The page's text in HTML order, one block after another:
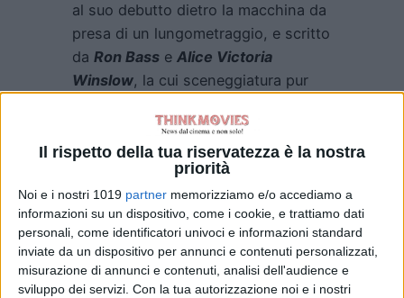
Il rispetto della tua riservatezza è la nostra
priorità
Noi e i nostri 1019 partner memorizziamo e/o accediamo a
informazioni su un dispositivo, come i cookie, e trattiamo dati
personali, come identificatori univoci e informazioni standard
inviate da un dispositivo per annunci e contenuti personalizzati,
misurazione di annunci e contenuti, analisi dell'audience e
sviluppo dei servizi. Con la tua autorizzazione noi e i nostri
al suo debutto dietro la macchina da
presa di un lungometraggio, e scritto
da Ron Bass e Alice Victoria
Winslow, la cui sceneggiatura pur
originale a quanto pare avrà però un
approccio moderno.
Al centro della scenaAnne Elliot,
giovane anticonformista dalla
moderna sensibilità, che vive
assieme alla propria famiglia oramai
sull’orlo della bancarotta. Quando